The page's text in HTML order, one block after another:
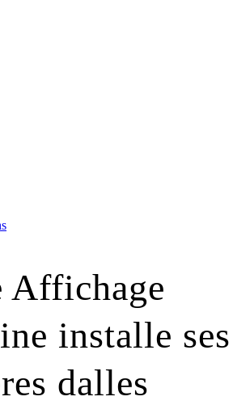
Affichage
installe ses
dalles